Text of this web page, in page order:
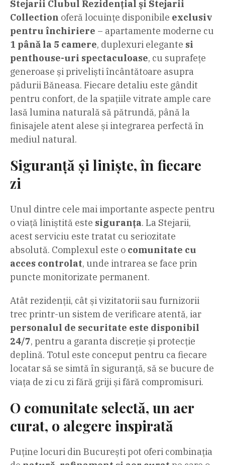
Stejarii Clubul Rezidențial și Stejarii
Collection oferă locuințe disponibile exclusiv
pentru închiriere – apartamente moderne cu
1 până la 5 camere, duplexuri elegante si
penthouse-uri spectaculoase, cu suprafețe
generoase și priveliști încântătoare asupra
pădurii Băneasa. Fiecare detaliu este gândit
pentru confort, de la spațiile vitrate ample care
lasă lumina naturală să pătrundă, până la
finisajele atent alese și integrarea perfectă în
mediul natural.
Siguranță și liniște, în fiecare
zi
Unul dintre cele mai importante aspecte pentru
o viață liniștită este siguranța. La Stejarii,
acest serviciu este tratat cu seriozitate
absolută. Complexul este o comunitate cu
acces controlat, unde intrarea se face prin
puncte monitorizate permanent.
Atât rezidenții, cât și vizitatorii sau furnizorii
trec printr-un sistem de verificare atentă, iar
personalul de securitate este disponibil
24/7, pentru a garanta discreție și protecție
deplină. Totul este conceput pentru ca fiecare
locatar să se simtă în siguranță, să se bucure de
viața de zi cu zi fără griji și fără compromisuri.
O comunitate selectă, un aer
curat, o alegere inspirată
Puține locuri din București pot oferi combinația